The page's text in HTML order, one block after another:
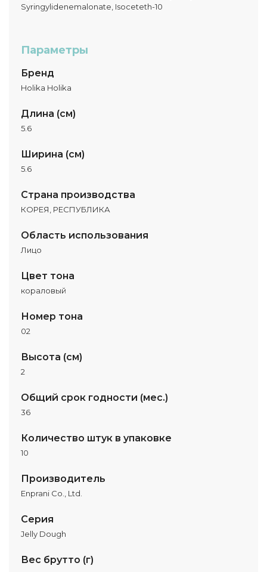
Syringylidenemalonate, Isoceteth-10
Параметры
Бренд
Holika Holika
Длина (см)
5.6
Ширина (см)
5.6
Страна производства
КОРЕЯ, РЕСПУБЛИКА
Область использования
Лицо
Цвет тона
кораловый
Номер тона
02
Высота (см)
2
Общий срок годности (мес.)
36
Количество штук в упаковке
10
Производитель
Enprani Co., Ltd.
Серия
Jelly Dough
Вес брутто (г)